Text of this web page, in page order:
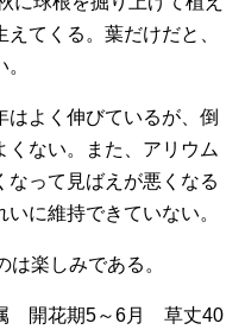
てくる。葉だけだと、
よく伸びているが、倒
くない。また、アリウム
なって見ばえが悪くなる
に維持できていない。
楽しみである。
開花期5～6月 草丈40